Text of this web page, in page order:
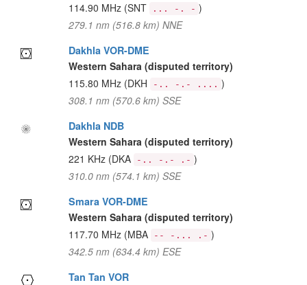
114.90 MHz (SNT ... -. - )
279.1 nm (516.8 km) NNE
Dakhla VOR-DME
Western Sahara (disputed territory)
115.80 MHz (DKH -.. -.- .... )
308.1 nm (570.6 km) SSE
Dakhla NDB
Western Sahara (disputed territory)
221 KHz (DKA -.. -.- .- )
310.0 nm (574.1 km) SSE
Smara VOR-DME
Western Sahara (disputed territory)
117.70 MHz (MBA -- -... .- )
342.5 nm (634.4 km) ESE
Tan Tan VOR